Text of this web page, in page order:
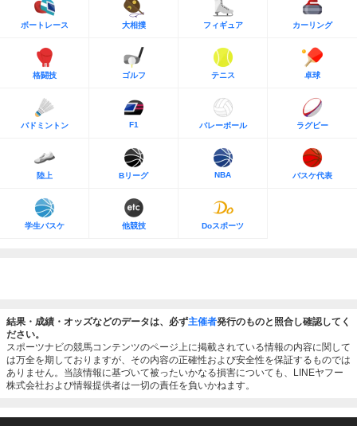
ボートレース 大相撲 フィギュア カーリング
格闘技 ゴルフ テニス 卓球
バドミントン F1 バレーボール ラグビー
陸上 Bリーグ NBA バスケ代表
学生バスケ 他競技 Doスポーツ
結果・成績・オッズなどのデータは、必ず主催者発行のものと照合し確認してく
ださい。
スポーツナビの競馬コンテンツのページ上に掲載されている情報の内容に関して
は万全を期しておりますが、その内容の正確性および安全性を保証するものでは
ありません。当該情報に基づいて被ったいかなる損害についても、LINEヤフー
株式会社および情報提供者は一切の責任を負いかねます。